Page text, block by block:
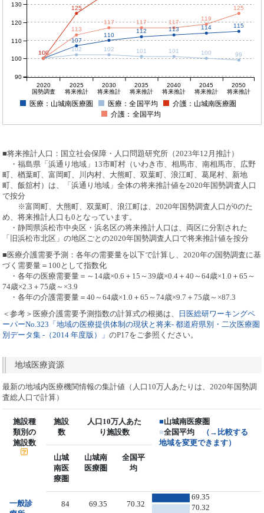
100
107
110
112 113 114 115
100
102 102 101 101 100 99
100
125
100
113
117 117 117
119
125
2020
国勢調査
2025
将来推計
2030
将来推計
2035
将来推計
2040
将来推計
2045
将来推計
2050
将来推計
100
110
120
130
90
医療：山城南医療圏 医療：全国平均
介護：山城南医療圏
介護：全国平均
■将来推計人口：国立社会保障・人口問題研究所（2023年12月推計）
・福島県「浜通り地域」13市町村（いわき市、相馬市、南相馬市、広野
町、楢葉町、富岡町、川内村、大熊町、双葉町、浪江町、葛尾村、新地
町、飯舘村）は、「浜通り地域」全体の将来推計値を2020年国勢調査人口
で按分
※富岡町、大熊町、双葉町、浪江町は、2020年国勢調査人口が0のた
め、将来推計人口も0となっています。
・静岡県浜松市中央区・浜名区の将来推計人口は、両区に分割された
「旧浜松市北区」の地区ごとの2020年国勢調査人口で将来推計値を按分
■医療介護需要予測：各年の需要量を以下で計算し、2020年の国勢調査に基
づく需要量＝100として指数化
・各年の医療需要量＝～14歳×0.6＋15～39歳×0.4＋40～64歳×1.0＋65～
74歳×2.3＋75歳～×3.9
・各年の介護需要量＝40～64歳×1.0＋65～74歳×9.7＋75歳～×87.3
＜参考＞医療介護需要予測指数の計算式の根拠は、
日医総研ワーキングペ
ーパーNo.323「地域の医療提供体制の現状と将来- 都道府県別・二次医療圏
別データ集 -（2014 年度版）」のP17をご参照ください。
地域医療資源
最新の地域内医療機関情報の集計値（人口10万人あたりは、2020年国勢調
査総人口で計算）
施設種
類別の
施設数
施設
数
人口10万人あた
り施設数
■山城南医療圏
■全国平均
（→比較する
地域を変更できます）
山城
南医
療圏
山城南
医療圏
全国平
均
一般診
84 69.35 70.32
69.35
70.32